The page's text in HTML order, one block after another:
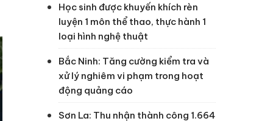
Học sinh được khuyến khích rèn
luyện 1 môn thể thao, thực hành 1
loại hình nghệ thuật
Bắc Ninh: Tăng cường kiểm tra và
xử lý nghiêm vi phạm trong hoạt
động quảng cáo
Sơn La: Thu nhận thành công 1.664